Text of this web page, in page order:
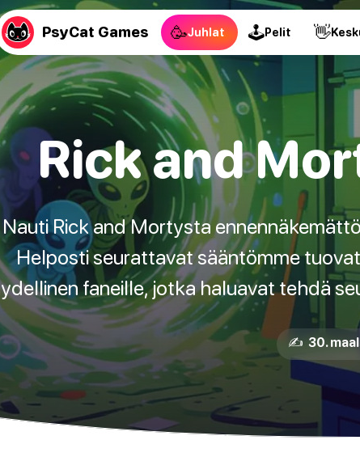
PsyCat Games 🥳Juhlat 🕹Pelit 👋
Rick and
Nauti Rick and Mortysta
Helposti seurattavat sääntömme
faneille, jotka haluavat tehdä
✍️ 30.